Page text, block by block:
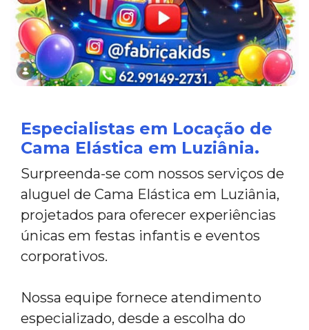
Especialistas em Locação de
Cama Elástica em Luziânia.
Surpreenda-se com nossos serviços de
aluguel de Cama Elástica em Luziânia,
projetados para oferecer experiências
únicas em festas infantis e eventos
corporativos.
Nossa equipe fornece atendimento
especializado, desde a escolha do